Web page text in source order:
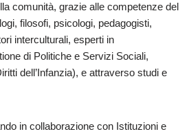
comunità, grazie alle competenze del
filosofi, psicologi, pedagogisti,
interculturali, esperti in
di Politiche e Servizi Sociali,
dell’Infanzia), e attraverso studi e
in collaborazione con Istituzioni e